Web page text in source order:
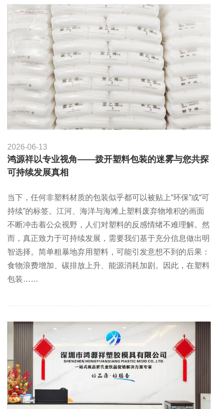
2026-06-13
鸿源祥以专业视角——拨开塑料包装的迷雾与您共探
可持续发展真相
当下，任何非塑料材质的包装似乎都可以被贴上“环保”或“可
持续”的标签。江河、海洋与海滩上塑料废弃物堆积的画面
不断冲击着公众视野，人们对塑料的反感情绪不难理解。然
而，真正致力于可持续发展，需要我们基于充分信息做出明
智选择。简单粗暴地弃用塑料，可能引发意想不到的后果：
食物浪费增加、碳排放上升、能源消耗加剧。因此，在塑料
包装……